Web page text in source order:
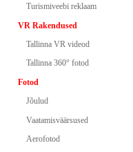
Turismiveebi reklaam
VR Rakendused
Tallinna VR videod
Tallinna 360° fotod
Fotod
Jõulud
Vaatamisväärsused
Aerofotod